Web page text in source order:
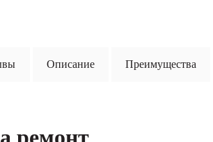
Описание Преимущества